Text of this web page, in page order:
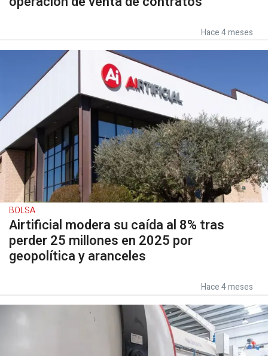
Hace 4 meses
BOLSA
Airtificial modera su caída al 8% tras
perder 25 millones en 2025 por
geopolítica y aranceles
Hace 4 meses